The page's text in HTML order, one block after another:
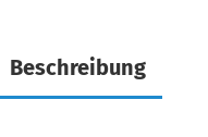
Beschreibung